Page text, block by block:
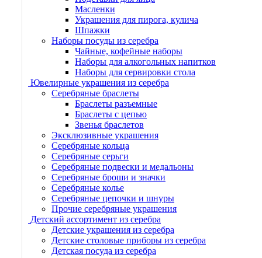
Масленки
Украшения для пирога, кулича
Шпажки
Наборы посуды из серебра
Чайные, кофейные наборы
Наборы для алкогольных напитков
Наборы для сервировки стола
Ювелирные украшения из серебра
Серебряные браслеты
Браслеты разъемные
Браслеты с цепью
Звенья браслетов
Эксклюзивные украшения
Серебряные кольца
Серебряные серьги
Серебряные подвески и медальоны
Серебряные броши и значки
Серебряные колье
Серебряные цепочки и шнуры
Прочие серебряные украшения
Детский ассортимент из серебра
Детские украшения из серебра
Детские столовые приборы из серебра
Детская посуда из серебра